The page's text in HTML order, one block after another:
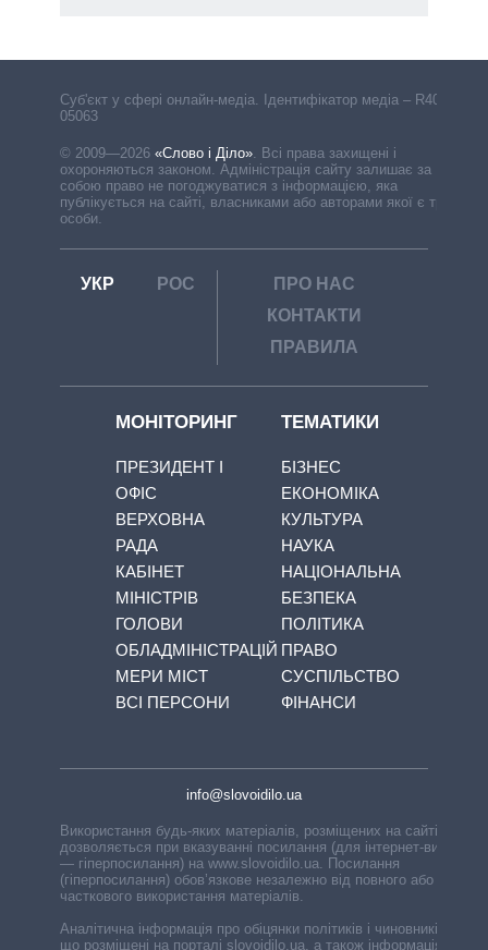
Cуб'єкт у сфері онлайн-медіа. Ідентифікатор медіа – R40-
05063
© 2009—2026 «Слово і Діло». Всі права захищені і
охороняються законом. Адміністрація сайту залишає за
собою право не погоджуватися з інформацією, яка
публікується на сайті, власниками або авторами якої є треті
особи.
УКР РОС
ПРО НАС
КОНТАКТИ
ПРАВИЛА
МОНІТОРИНГ
ПРЕЗИДЕНТ І
ОФІС
ВЕРХОВНА
РАДА
КАБІНЕТ
МІНІСТРІВ
ГОЛОВИ
ОБЛАДМІНІСТРАЦІЙ
МЕРИ МІСТ
ВСІ ПЕРСОНИ
ТЕМАТИКИ
БІЗНЕС
ЕКОНОМІКА
КУЛЬТУРА
НАУКА
НАЦІОНАЛЬНА
БЕЗПЕКА
ПОЛІТИКА
ПРАВО
СУСПІЛЬСТВО
ФІНАНСИ
info@slovoidilo.ua
Використання будь-яких матеріалів, розміщених на сайті,
дозволяється при вказуванні посилання (для інтернет-видань
— гіперпосилання) на www.slovoidilo.ua. Посилання
(гіперпосилання) обов’язкове незалежно від повного або
часткового використання матеріалів.
Аналітична інформація про обіцянки політиків і чиновників,
що розміщені на порталі slovoidilo.ua, а також інформація про